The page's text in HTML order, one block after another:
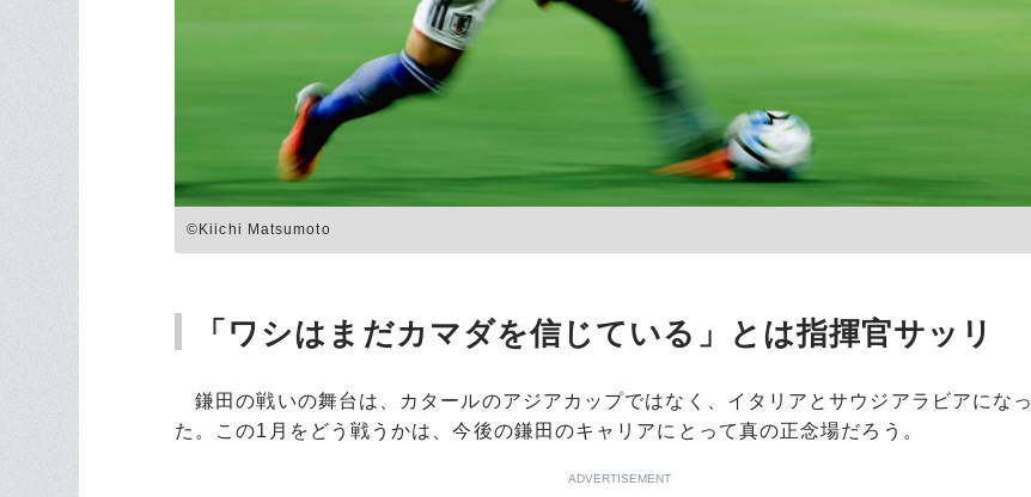
©Kiichi Matsumoto
「ワシはまだカマダを信じている」とは指揮官サッリ
鎌田の戦いの舞台は、カタールのアジアカップではなく、イタリアとサウジアラビアになっ
た。この1月をどう戦うかは、今後の鎌田のキャリアにとって真の正念場だろう。
ADVERTISEMENT